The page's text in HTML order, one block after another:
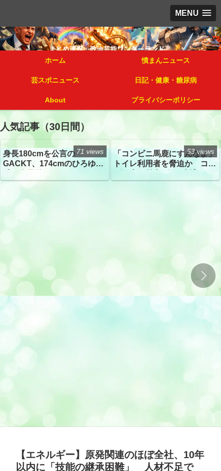
MENU
ホーム 憤まんニュース
芸スポニュース 日記・健康・糖尿病
About プライバシーポリシー
人気記事（30日間）
身長180cmを公言の
GACKT、174cmのひろゆき
トざわつき イベントでの写
71 views
「コンビニ馬鹿にすんなよ」
トイレ利用者を脅迫か コン
53 views
【エネルギー】原発関連のほぼ全社、10年
以内に「技能の継承困難」 人材不足で